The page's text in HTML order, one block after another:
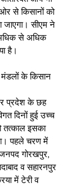
से किसानों को
जाएगा। सीएम ने
अधिक से अधिक
है।
के किसान
प्रदेश के छह
दिनों हुई उच्च
तत्काल इसका
पहले चरण में
गोरखपुर,
व सहारनपुर
में टेरी व